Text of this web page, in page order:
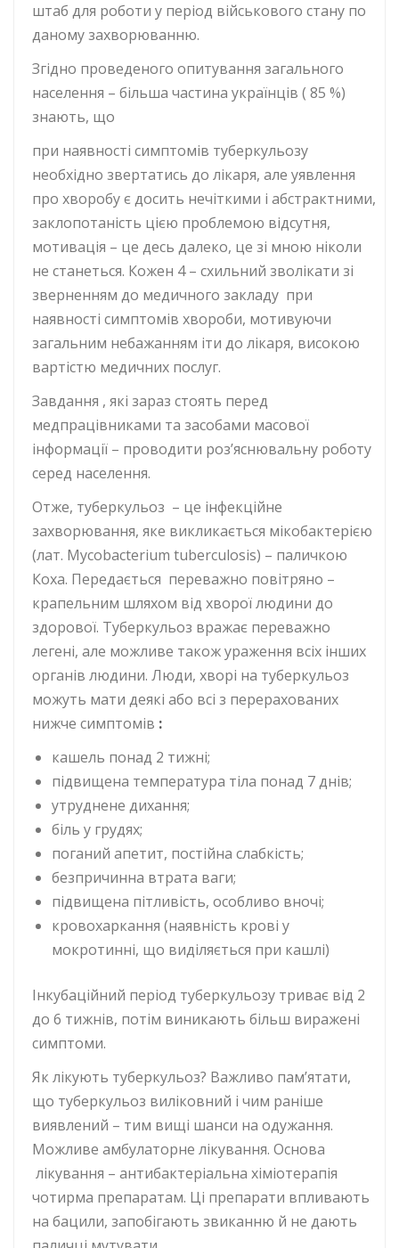
штаб для роботи у період військового стану по
даному захворюванню.
Згідно проведеного опитування загального
населення – більша частина українців ( 85 %)
знають, що
при наявності симптомів туберкульозу
необхідно звертатись до лікаря, але уявлення
про хворобу є досить нечіткими і абстрактними,
заклопотаність цією проблемою відсутня,
мотивація – це десь далеко, це зі мною ніколи
не станеться. Кожен 4 – схильний зволікати зі
зверненням до медичного закладу при
наявності симптомів хвороби, мотивуючи
загальним небажанням іти до лікаря, високою
вартістю медичних послуг.
Завдання , які зараз стоять перед
медпрацівниками та засобами масової
інформації – проводити роз’яснювальну роботу
серед населення.
Отже, туберкульоз – це інфекційне
захворювання, яке викликається мікобактерією
(лат. Mycobacterium tuberculosis) – паличкою
Коха. Передається переважно повітряно –
крапельним шляхом від хворої людини до
здорової. Туберкульоз вражає переважно
легені, але можливе також ураження всіх інших
органів людини. Люди, хворі на туберкульоз
можуть мати деякі або всі з перерахованих
нижче симптомів :
кашель понад 2 тижні;
підвищена температура тіла понад 7 днів;
утруднене дихання;
біль у грудях;
поганий апетит, постійна слабкість;
безпричинна втрата ваги;
підвищена пітливість, особливо вночі;
кровохаркання (наявність крові у
мокротинні, що виділяється при кашлі)
Інкубаційний період туберкульозу триває від 2
до 6 тижнів, потім виникають більш виражені
симптоми.
Як лікують туберкульоз? Важливо пам’ятати,
що туберкульоз виліковний і чим раніше
виявлений – тим вищі шанси на одужання.
Можливе амбулаторне лікування. Основа
лікування – антибактеріальна хіміотерапія
чотирма препаратам. Ці препарати впливають
на бацили, запобігають звиканню й не дають